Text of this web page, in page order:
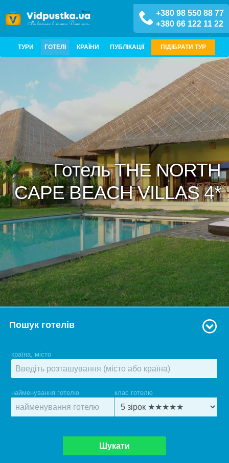
+380 98 550 88 77
+380 66 122 11 22
ТУРИ ГОТЕЛІ КРАЇНИ ПУБЛІКАЦІЇ ПІДІБРАТИ ТУР
Готель THE NORTH
CAPE BEACH VILLAS 4*
Пошук готелів
країна, місто
найменування готелю клас готелю
Шукати